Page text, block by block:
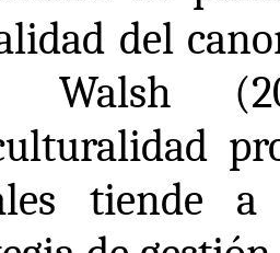
del
Walsh
tiende